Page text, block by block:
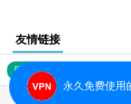
友情链接
网站地图
永久免费使用